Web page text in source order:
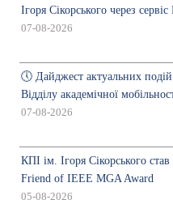
Ігоря Сікорського через
07-08-2026
🕔 Дайджест актуальних подій
Відділу академічної
07-08-2026
КПІ ім. Ігоря Сікорського
Friend of IEEE MGA Award
05-08-2026